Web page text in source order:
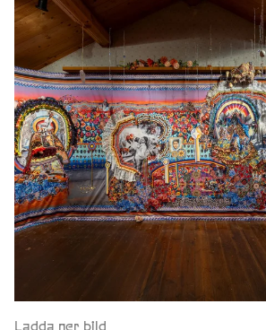
Ladda ner bild